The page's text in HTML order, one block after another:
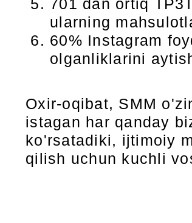
701 dan ortiq
ularning
60% Instagram
olganliklarini
Oxir-oqibat, SMM
istagan har qanday
ko'rsatadiki, ijtimoiy
qilish uchun kuchli